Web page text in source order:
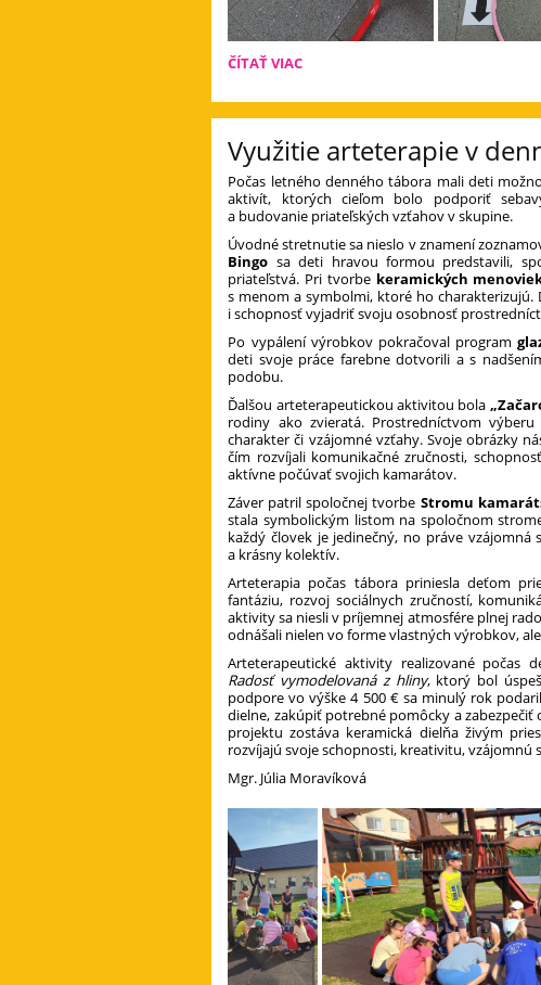
LETO
ÚSMEVOV:
ČÍTAŤ VIAC
Využitie arteterapie v
Počas letného denného tábora mali deti
aktivít, ktorých cieľom bolo podporiť
a budovanie priateľských vzťahov v skupine.
Úvodné stretnutie sa nieslo v znamení
Bingo sa deti hravou formou predstavili,
priateľstvá. Pri tvorbe keramických
s menom a symbolmi, ktoré ho
i schopnosť vyjadriť svoju osobnosť
Po vypálení výrobkov pokračoval program
deti svoje práce farebne dotvorili a s
podobu.
Ďalšou arteterapeutickou aktivitou bola
rodiny ako zvieratá. Prostredníctvom
charakter či vzájomné vzťahy. Svoje obrázky
čím rozvíjali komunikačné zručnosti,
aktívne počúvať svojich kamarátov.
Záver patril spoločnej tvorbe Stromu
stala symbolickým listom na spoločnom
každý človek je jedinečný, no práve
a krásny kolektív.
Arteterapia počas tábora priniesla deťom
fantáziu, rozvoj sociálnych zručností,
aktivity sa niesli v príjemnej atmosfére plnej
odnášali nielen vo forme vlastných výrobkov,
Arteterapeutické aktivity realizované počas
Radosť vymodelovaná z hliny, ktorý bol
podpore vo výške 4 500 € sa minulý rok
dielne, zakúpiť potrebné pomôcky a
projektu zostáva keramická dielňa živým
rozvíjajú svoje schopnosti, kreativitu,
Mgr. Júlia Moravíková